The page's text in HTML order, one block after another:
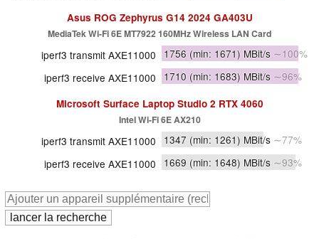
Asus ROG Zephyrus G14 2024 GA403U
MediaTek Wi-Fi 6E MT7922 160MHz Wireless LAN Card
iperf3 transmit AXE11000 1756 (min: 1671) MBit/s ∼100%
iperf3 receive AXE11000
1710 (min: 1683) MBit/s ∼96%
Microsoft Surface Laptop Studio 2 RTX 4060
Intel Wi-Fi 6E AX210
iperf3 transmit AXE11000 1347 (min: 1261) MBit/s ∼77%
iperf3 receive AXE11000
1669 (min: 1648) MBit/s ∼93%